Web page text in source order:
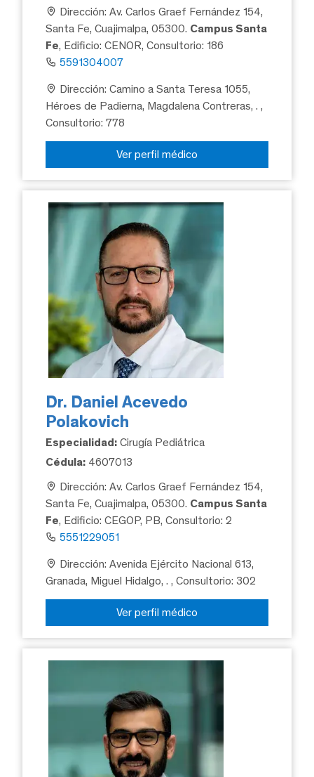
Dirección: Av. Carlos Graef Fernández 154,
Santa Fe, Cuajimalpa, 05300. Campus Santa
Fe, Edificio: CENOR, Consultorio: 186
5591304007
Dirección: Camino a Santa Teresa 1055,
Héroes de Padierna, Magdalena Contreras, .,
Consultorio: 778
Ver perfil médico
Dr. Daniel Acevedo
Polakovich
Especialidad: Cirugía Pediátrica
Cédula: 4607013
Dirección: Av. Carlos Graef Fernández 154,
Santa Fe, Cuajimalpa, 05300. Campus Santa
Fe, Edificio: CEGOP, PB, Consultorio: 2
5551229051
Dirección: Avenida Ejército Nacional 613,
Granada, Miguel Hidalgo, ., Consultorio: 302
Ver perfil médico